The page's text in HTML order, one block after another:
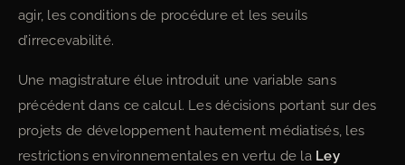
agir, les conditions de procédure et les seuils
d’irrecevabilité.
Une magistrature élue introduit une variable sans
précédent dans ce calcul. Les décisions portant sur des
projets de développement hautement médiatisés, les
restrictions environnementales en vertu de la Ley